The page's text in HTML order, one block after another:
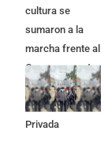
cultura se
sumaron a la
marcha frente al
Congreso contra
la Ley de
Propiedad
Privada